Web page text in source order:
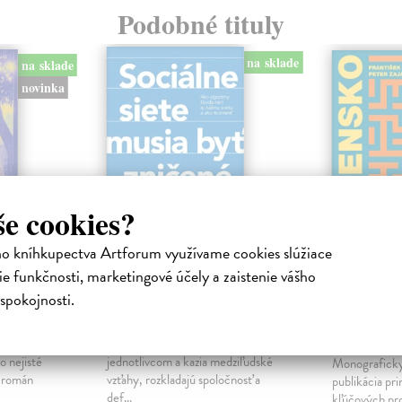
cookies?
kníhkupectva Artforum využívame cookies slúžiace
funkčnosti, marketingové účely a zaistenie vášho
Podobné tituly
na sklade
novinka
nejisté
na sklade
Sociálne siete musia
jednotlivcom a kazia medziľudské
vzťahy, rozkladajú spoločnosť a
def...
sme.
publikácia